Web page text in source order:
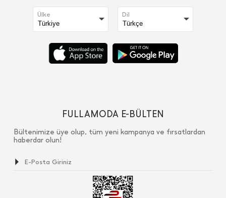
Ülke Dil
FULLAMODA E-BÜLTEN
Bültenimize üye olup, tüm yeni kampanya ve fırsatlardan
haberdar olun!